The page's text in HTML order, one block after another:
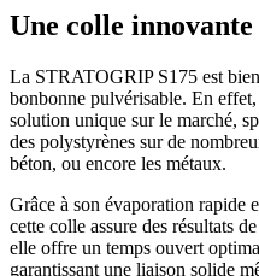
Une colle
La STRATOGRIP S175 est
bonbonne pulvérisable. En
solution unique sur le marché,
des polystyrènes sur de
béton, ou encore les métaux.
Grâce à son évaporation rapide
cette colle assure des résultats
elle offre un temps ouvert
garantissant une liaison solide